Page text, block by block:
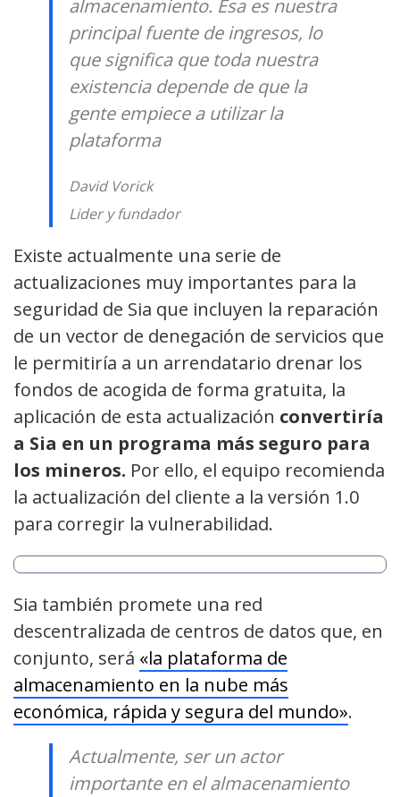
almacenamiento. Esa es nuestra
principal fuente de ingresos, lo
que significa que toda nuestra
existencia depende de que la
gente empiece a utilizar la
plataforma
David Vorick
Lider y fundador
Existe actualmente una serie de
actualizaciones muy importantes para la
seguridad de Sia que incluyen la reparación
de un vector de denegación de servicios que
le permitiría a un arrendatario drenar los
fondos de acogida de forma gratuita, la
aplicación de esta actualización convertiría
a Sia en un programa más seguro para
los mineros. Por ello, el equipo recomienda
la actualización del cliente a la versión 1.0
para corregir la vulnerabilidad.
Sia también promete una red
descentralizada de centros de datos que, en
conjunto, será «la plataforma de
almacenamiento en la nube más
económica, rápida y segura del mundo».
Actualmente, ser un actor
importante en el almacenamiento